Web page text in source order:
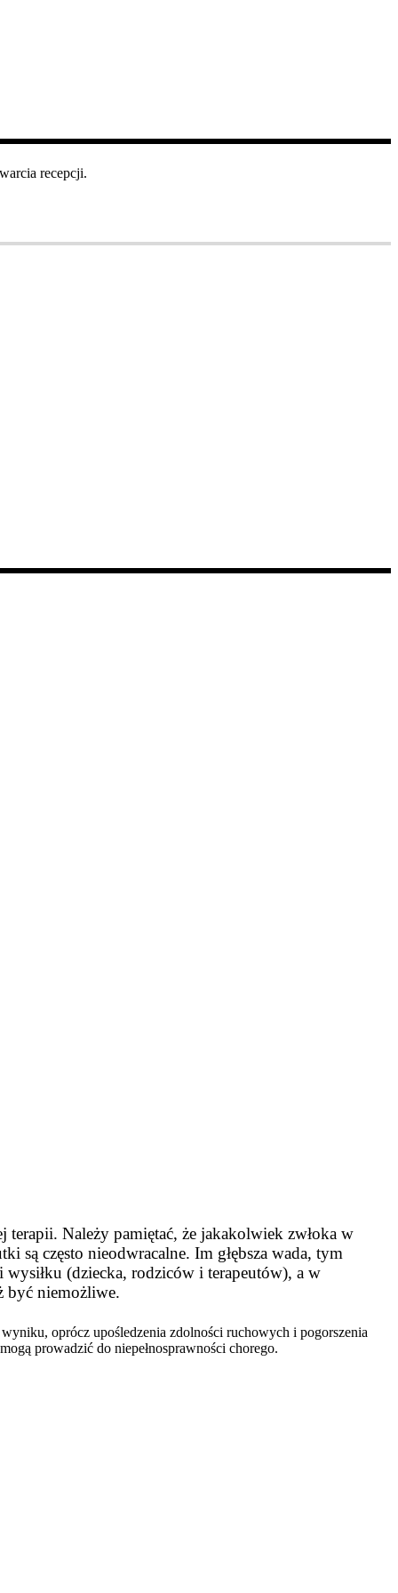
recepcji.
terapii. Należy pamiętać, że jakakolwiek zwłoka w
są często nieodwracalne. Im głębsza wada, tym
(dziecka, rodziców i terapeutów), a w
być niemożliwe.
oprócz upośledzenia zdolności ruchowych i pogorszenia
prowadzić do niepełnosprawności chorego.